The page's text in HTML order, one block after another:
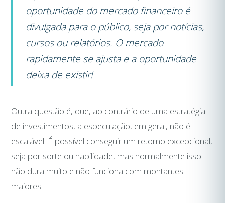
oportunidade do mercado financeiro é
divulgada para o público, seja por notícias,
cursos ou relatórios. O mercado
rapidamente se ajusta e a oportunidade
deixa de existir!
Outra questão é, que, ao contrário de uma estratégia
de investimentos, a especulação, em geral, não é
escalável. É possível conseguir um retorno excepcional,
seja por sorte ou habilidade, mas normalmente isso
não dura muito e não funciona com montantes
maiores.